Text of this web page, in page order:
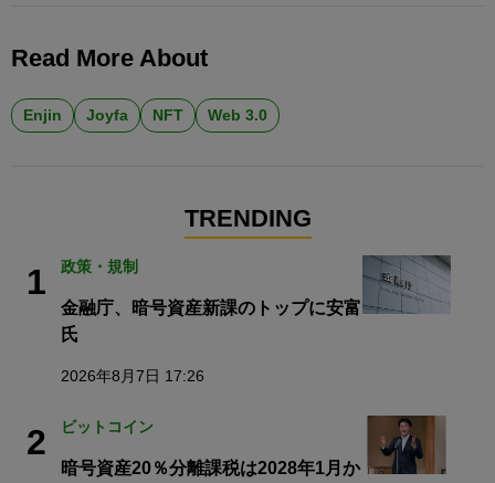
Read More About
Enjin Joyfa NFT Web 3.0
TRENDING
1 政策・規制
金融庁、暗号資産新課のトップに安富
氏
2026年8月7日 17:26
2 ビットコイン
暗号資産20％分離課税は2028年1月か